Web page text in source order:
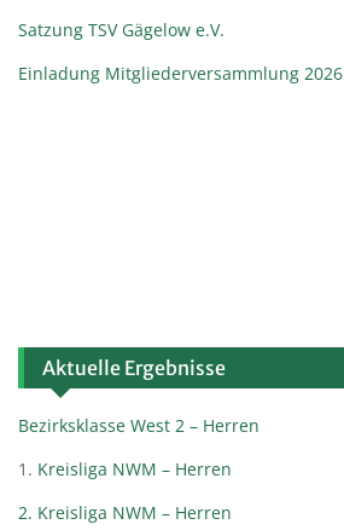
Satzung TSV Gägelow e.V.
Einladung Mitgliederversammlung 2026
Aktuelle Ergebnisse
Bezirksklasse West 2 – Herren
1. Kreisliga NWM – Herren
2. Kreisliga NWM – Herren